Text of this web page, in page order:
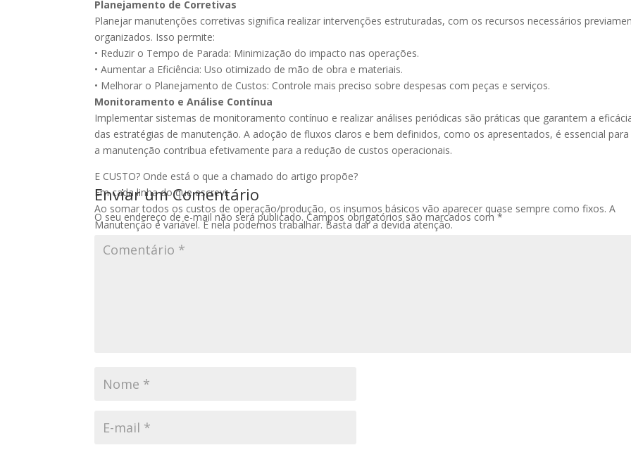
Planejamento de Corretivas
Planejar manutenções corretivas significa realizar intervenções estruturadas, com os recursos necessários
organizados. Isso permite:
• Reduzir o Tempo de Parada: Minimização do impacto nas operações.
• Aumentar a Eficiência: Uso otimizado de mão de obra e materiais.
• Melhorar o Planejamento de Custos: Controle mais preciso sobre despesas com peças e serviços.
Monitoramento e Análise Contínua
Implementar sistemas de monitoramento contínuo e realizar análises periódicas são práticas que garantem a
das estratégias de manutenção. A adoção de fluxos claros e bem definidos, como os apresentados, é essencial para
a manutenção contribua efetivamente para a redução de custos operacionais.
E CUSTO? Onde está o que a chamado do artigo propõe?
Em cada linha do que escrevi.
Ao somar todos os custos de operação/produção, os insumos básicos vão aparecer quase sempre como fixos. A
Manutenção é variável. E nela podemos trabalhar. Basta dar a devida atenção.
Enviar um Comentário
O seu endereço de e-mail não será publicado. Campos obrigatórios são marcados com*